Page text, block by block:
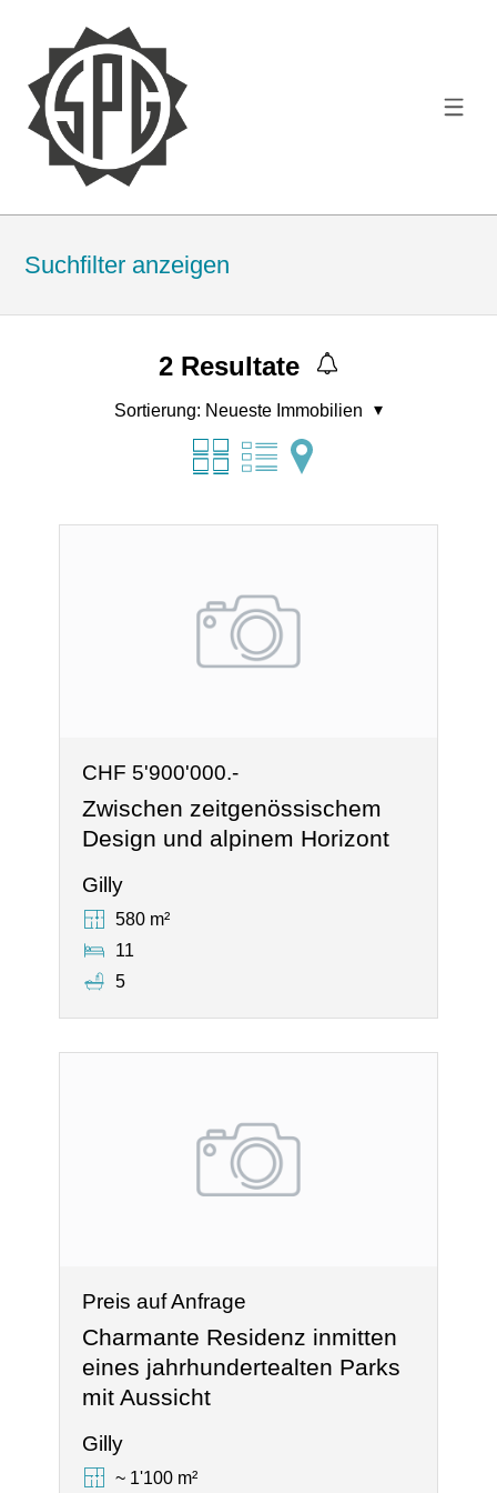
Suchfilter anzeigen
2Resultate
Sortierung: Neueste Immobilien
CHF 5'900'000.-
Zwischen zeitgenössischem
Design und alpinem Horizont
Gilly
580 m²
11
5
Preis auf Anfrage
Charmante Residenz inmitten
eines jahrhundertealten Parks
mit Aussicht
Gilly
~ 1'100 m²